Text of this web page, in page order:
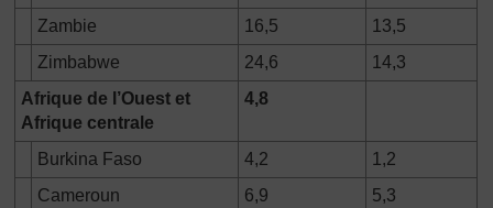
Zambie
16,5
13,5
Zimbabwe
24,6
14,3
Afrique de l’Ouest et
Afrique centrale
4,8
Burkina Faso 4,2
1,2
Cameroun
6,9
5,3